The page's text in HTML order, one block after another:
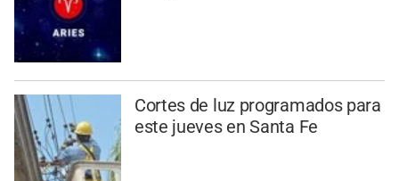
Cortes de luz programados para
este jueves en Santa Fe